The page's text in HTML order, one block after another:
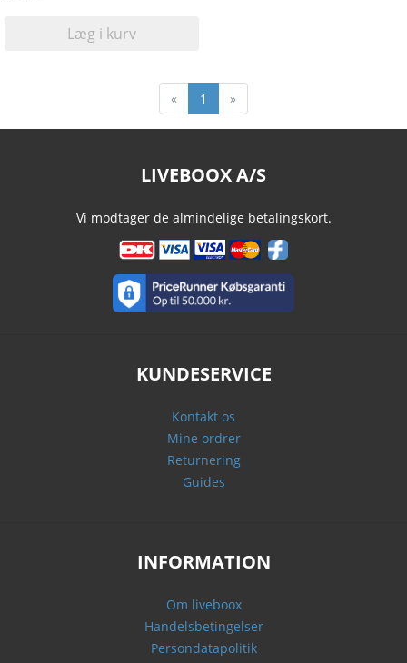
Læg i kurv
« 1 »
LIVEBOOX A/S
Vi modtager de almindelige betalingskort.
KUNDESERVICE
Kontakt os
Mine ordrer
Returnering
Guides
INFORMATION
Om liveboox
Handelsbetingelser
Persondatapolitik